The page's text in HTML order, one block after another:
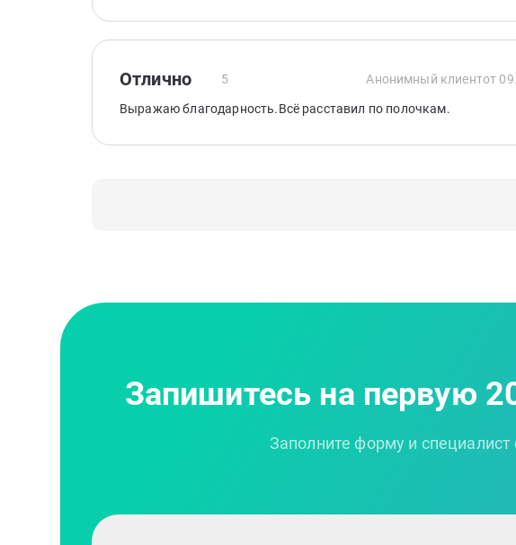
Отлично 5 Анонимный клиентот
Выражаю благодарность.Всё расставил по полочкам.
Запишитесь на первую
Заполните форму и